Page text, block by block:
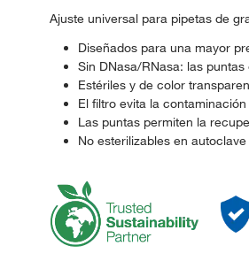
Ajuste universal para pipetas de
Diseñados para una mayor
Sin DNasa/RNasa: las
Estériles y de color
El filtro evita la
Las puntas permiten la
No esterilizables en autoclave